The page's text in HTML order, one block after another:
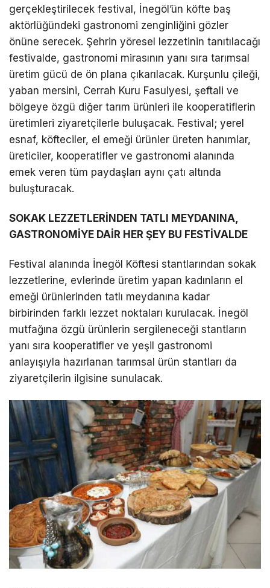
gerçekleştirilecek festival, İnegöl’ün köfte baş
aktörlüğündeki gastronomi zenginliğini gözler
önüne serecek. Şehrin yöresel lezzetinin tanıtılacağı
festivalde, gastronomi mirasının yanı sıra tarımsal
üretim gücü de ön plana çıkarılacak. Kurşunlu çileği,
yaban mersini, Cerrah Kuru Fasulyesi, şeftali ve
bölgeye özgü diğer tarım ürünleri ile kooperatiflerin
üretimleri ziyaretçilerle buluşacak. Festival; yerel
esnaf, köfteciler, el emeği ürünler üreten hanımlar,
üreticiler, kooperatifler ve gastronomi alanında
emek veren tüm paydaşları aynı çatı altında
buluşturacak.
SOKAK LEZZETLERİNDEN TATLI MEYDANINA,
GASTRONOMİYE DAİR HER ŞEY BU FESTİVALDE
Festival alanında İnegöl Köftesi stantlarından sokak
lezzetlerine, evlerinde üretim yapan kadınların el
emeği ürünlerinden tatlı meydanına kadar
birbirinden farklı lezzet noktaları kurulacak. İnegöl
mutfağına özgü ürünlerin sergileneceği stantların
yanı sıra kooperatifler ve yeşil gastronomi
anlayışıyla hazırlanan tarımsal ürün stantları da
ziyaretçilerin ilgisine sunulacak.